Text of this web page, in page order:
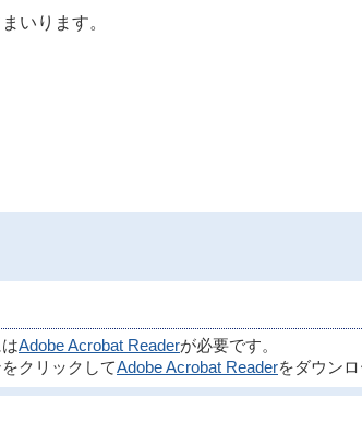
いります。
Adobe Acrobat Readerが必要です。
クリックしてAdobe Acrobat Readerをダウン